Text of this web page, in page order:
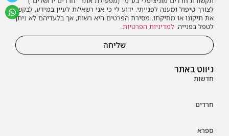
ניווט באתר
חדשות
חרדים
ספרא
לצורך טיפול ומענה לפנייתי. ידוע לי כי אני רשאי/ת לעיין במידע, לבקש
את תיקונו או מחיקתו. מסירת הפרטים היא רשות, אך בלעדיהם לא ניתן
לטפל בפנייה. למדיניות הפרטיות.
שליחה